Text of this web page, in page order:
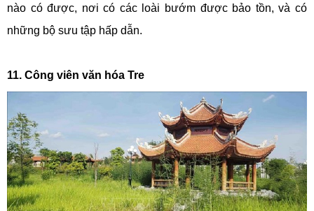
nào có được, nơi có các loài bướm được bảo tồn, và có
những bộ sưu tập hấp dẫn.
11. Công viên văn hóa Tre